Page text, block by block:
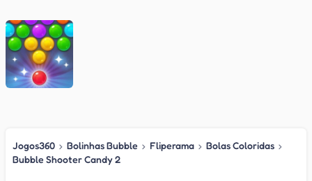
Jogos360 › Bolinhas Bubble › Fliperama › Bolas Coloridas ›
Bubble Shooter Candy 2